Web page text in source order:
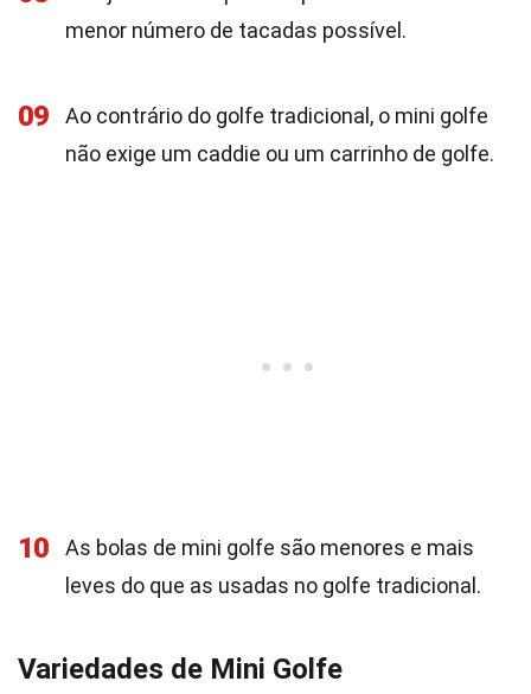
menor número de tacadas possível.
09
Ao contrário do golfe tradicional, o mini golfe
não exige um caddie ou um carrinho de golfe.
10
As bolas de mini golfe são menores e mais
leves do que as usadas no golfe tradicional.
Variedades de Mini Golfe